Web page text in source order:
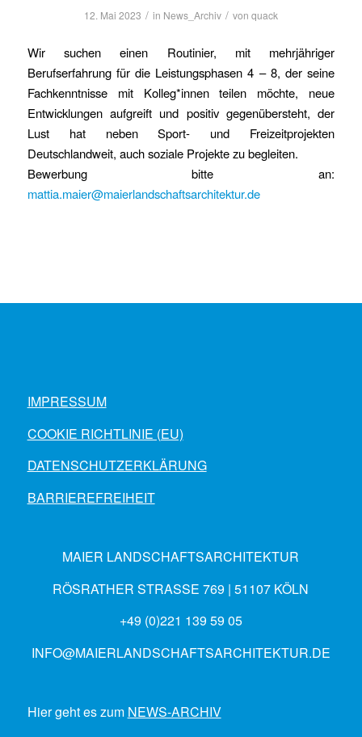
12. Mai 2023 / in News_Archiv / von quack
Wir suchen einen Routinier, mit mehrjähriger
Berufserfahrung für die Leistungsphasen 4 – 8, der seine
Fachkenntnisse mit Kolleg*innen teilen möchte, neue
Entwicklungen aufgreift und positiv gegenübersteht, der
Lust hat neben Sport- und Freizeitprojekten
Deutschlandweit, auch soziale Projekte zu begleiten.
Bewerbung bitte an:
mattia.maier@maierlandschaftsarchitektur.de
IMPRESSUM
COOKIE RICHTLINIE (EU)
DATENSCHUTZERKLÄRUNG
BARRIEREFREIHEIT
MAIER LANDSCHAFTSARCHITEKTUR
RÖSRATHER STRASSE 769 | 51107 KÖLN
+49 (0)221 139 59 05
INFO@MAIERLANDSCHAFTSARCHITEKTUR.DE
Hier geht es zum NEWS-ARCHIV